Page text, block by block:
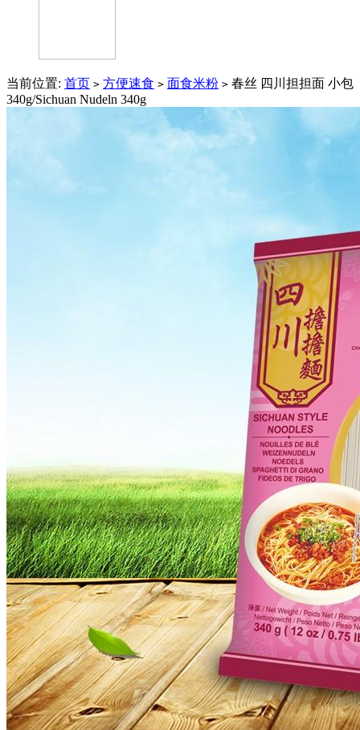
当前位置: 首页 > 方便速食 > 面食米粉 > 春丝 四川担担面 小包
340g/Sichuan Nudeln 340g